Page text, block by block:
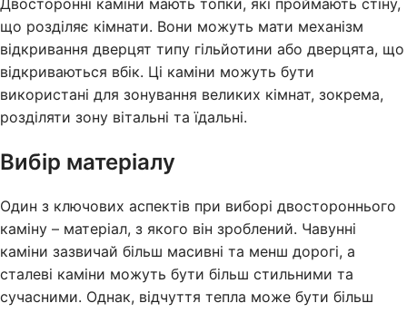
що розділяє кімнати. Вони можуть мати механізм
відкривання дверцят типу гільйотини або дверцята, що
відкриваються вбік. Ці каміни можуть бути
використані для зонування великих кімнат, зокрема,
розділяти зону вітальні та їдальні.
Вибір матеріалу
Один з ключових аспектів при виборі двостороннього
каміну – матеріал, з якого він зроблений. Чавунні
каміни зазвичай більш масивні та менш дорогі, а
сталеві каміни можуть бути більш стильними та
сучасними. Однак, відчуття тепла може бути більш